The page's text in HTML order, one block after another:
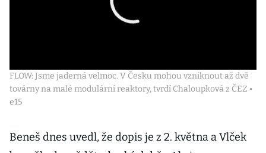
FLOW: Jsme jaderná velmoc. V Česku mohou vzniknout až dvě
továrny na malé modulární reaktory, tvrdí Chaloupková z ČEZ •
e15
Beneš dnes uvedl, že dopis je z 2. května a Vlček